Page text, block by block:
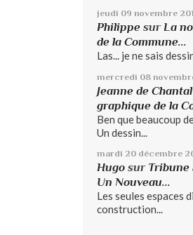
jeudi 09 novembre
Philippe sur La
de la Commune...
Las... je ne sais
mercredi 08
Jeanne de Chantal
graphique de la
Ben que beaucoup
Un dessin...
mardi 20 décembre
Hugo sur Tribune
Un Nouveau...
Les seules espaces
construction...